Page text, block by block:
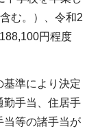
む。）、令和2
円程度
準により決定
勤手当、住居手
当等の諸手当が